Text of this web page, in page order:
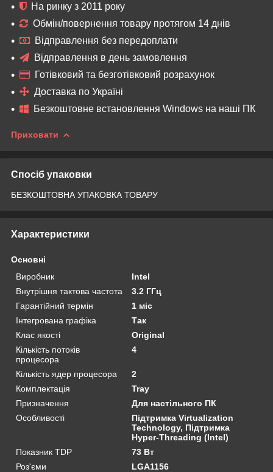
На ринку з 2011 року
Обмін/повернення товару протягом 14 днів
Відправлення без передоплати
Відправлення в день замовлення
Готівковий та безготівковий розрахунок
Доставка по Україні
Безкоштовне встановлення Windows на наші ПК
Приховати
Спосіб упаковки
БЕЗКОШТОВНА УПАКОВКА ТОВАРУ
Характеристики
Основні
Виробник
Intel
Внутрішня тактова частота
3.2 ГГц
Гарантійний термін
1 міс
Інтегрована графіка
Так
Клас якості
Original
Кількість потоків
процесора
4
Кількість ядер процесора
2
Комплектація
Tray
Призначення
Для настільного ПК
Особливості
Підтримка Virtualization
Technology, Підтримка
Hyper-Threading (Intel)
Показник TDP
73 Вт
Роз'єми
LGA1156